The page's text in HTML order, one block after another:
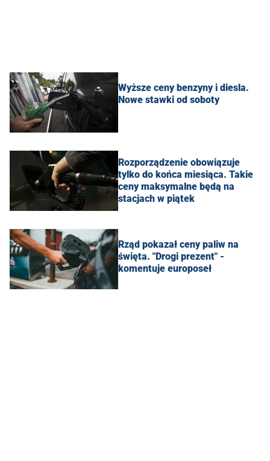
Wyższe ceny benzyny i diesla.
Nowe stawki od soboty
Rozporządzenie obowiązuje
tylko do końca miesiąca. Takie
ceny maksymalne będą na
stacjach w piątek
Rząd pokazał ceny paliw na
święta. "Drogi prezent" -
komentuje europoseł